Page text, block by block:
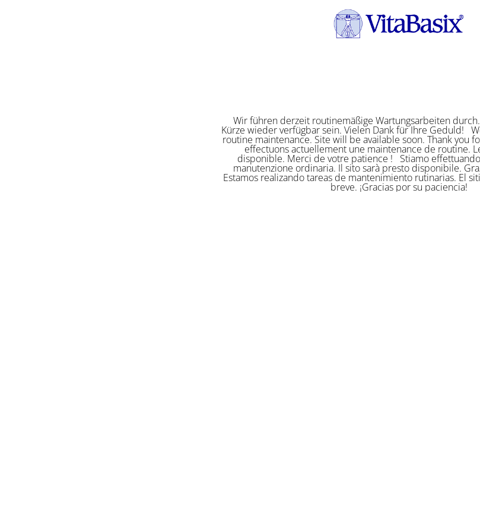
Wir führen derzeit routinemäßige Wartungsarbeiten
Kürze wieder verfügbar sein. Vielen Dank für Ihre Geduld!
routine maintenance. Site will be available soon. Thank you
effectuons actuellement une maintenance de routine.
disponible. Merci de votre patience ! Stiamo
manutenzione ordinaria. Il sito sarà presto disponibile.
Estamos realizando tareas de mantenimiento rutinarias. El
breve. ¡Gracias por su paciencia!